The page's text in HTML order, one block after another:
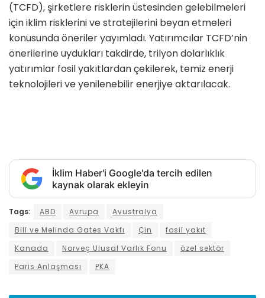
(TCFD), şirketlere risklerin üstesinden gelebilmeleri
için iklim risklerini ve stratejilerini beyan etmeleri
konusunda öneriler yayımladı. Yatırımcılar TCFD’nin
önerilerine uydukları takdirde, trilyon dolarlıklık
yatırımlar fosil yakıtlardan çekilerek, temiz enerji
teknolojileri ve yenilenebilir enerjiye aktarılacak.
İklim Haber'i Google'da tercih edilen
kaynak olarak ekleyin
Tags: ABD Avrupa
Avustralya
Bill ve Melinda Gates Vakfı
Çin
fosil yakıt
Kanada
Norveç Ulusal Varlık Fonu
özel sektör
Paris Anlaşması
PKA